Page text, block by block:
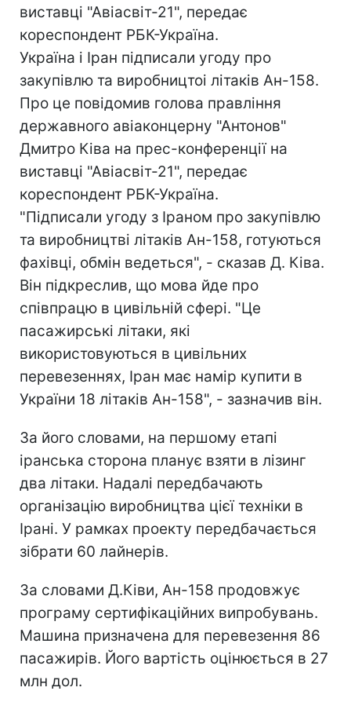
виставці "Авіасвіт-21", передає
кореспондент РБК-Україна.
Україна і Іран підписали угоду про
закупівлю та виробництоі літаків Ан-158.
Про це повідомив голова правління
державного авіаконцерну "Антонов"
Дмитро Ківа на прес-конференції на
виставці "Авіасвіт-21", передає
кореспондент РБК-Україна.
"Підписали угоду з Іраном про закупівлю
та виробництві літаків Ан-158, готуються
фахівці, обмін ведеться", - сказав Д. Ківа.
Він підкреслив, що мова йде про
співпрацю в цивільній сфері. "Це
пасажирські літаки, які
використовуються в цивільних
перевезеннях, Іран має намір купити в
України 18 літаків Ан-158", - зазначив він.
За його словами, на першому етапі
іранська сторона планує взяти в лізинг
два літаки. Надалі передбачають
організацію виробництва цієї техніки в
Ірані. У рамках проекту передбачається
зібрати 60 лайнерів.
За словами Д.Ківи, Ан-158 продовжує
програму сертифікаційних випробувань.
Машина призначена для перевезення 86
пасажирів. Його вартість оцінюється в 27
млн дол.